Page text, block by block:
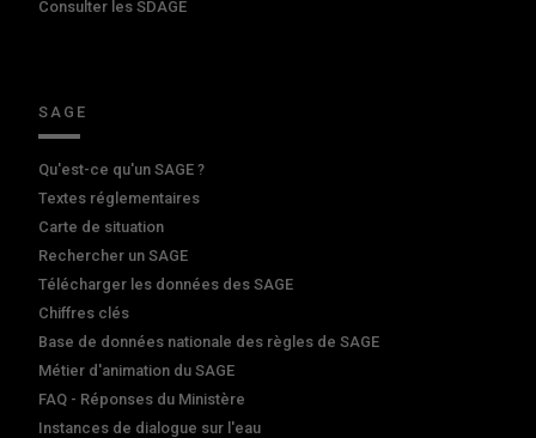
Consulter les SDAGE
SAGE
Qu'est-ce qu'un SAGE ?
Textes réglementaires
Carte de situation
Rechercher un SAGE
Télécharger les données des SAGE
Chiffres clés
Base de données nationale des règles de SAGE
Métier d'animation du SAGE
FAQ - Réponses du Ministère
Instances de dialogue sur l'eau